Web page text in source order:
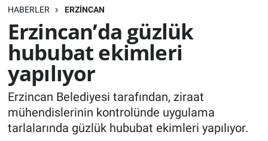
HABERLER ERZINCAN
Erzincan’da güzlük
hububat ekimleri
yapılıyor
Erzincan Belediyesi tarafından, ziraat
mühendislerinin kontrolünde uygulama
tarlalarında güzlük hububat ekimleri yapılıyor.
EKONOMİ
Bilim, teknoloji
GENEL
KÜLTÜR-SANAT